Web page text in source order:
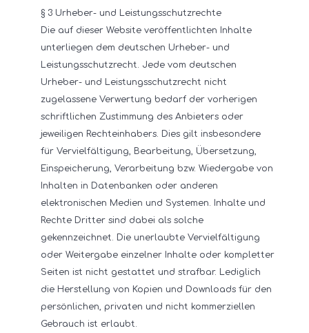
§ 3 Urheber- und Leistungsschutzrechte
Die auf dieser Website veröffentlichten Inhalte
unterliegen dem deutschen Urheber- und
Leistungsschutzrecht. Jede vom deutschen
Urheber- und Leistungsschutzrecht nicht
zugelassene Verwertung bedarf der vorherigen
schriftlichen Zustimmung des Anbieters oder
jeweiligen Rechteinhabers. Dies gilt insbesondere
für Vervielfältigung, Bearbeitung, Übersetzung,
Einspeicherung, Verarbeitung bzw. Wiedergabe von
Inhalten in Datenbanken oder anderen
elektronischen Medien und Systemen. Inhalte und
Rechte Dritter sind dabei als solche
gekennzeichnet. Die unerlaubte Vervielfältigung
oder Weitergabe einzelner Inhalte oder kompletter
Seiten ist nicht gestattet und strafbar. Lediglich
die Herstellung von Kopien und Downloads für den
persönlichen, privaten und nicht kommerziellen
Gebrauch ist erlaubt.